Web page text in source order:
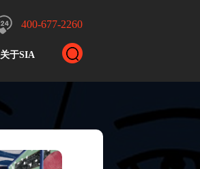
400-677-2260
关于SIA